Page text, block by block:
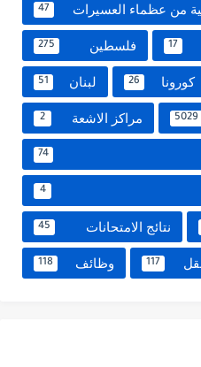
من عظماء العسيرات 47
17 فلسطين 275
كورونا 26 لبنان 51
5029 مراكز الاشعة 2
74
4
نتائج الامتحانات 45
117 وظائف 118